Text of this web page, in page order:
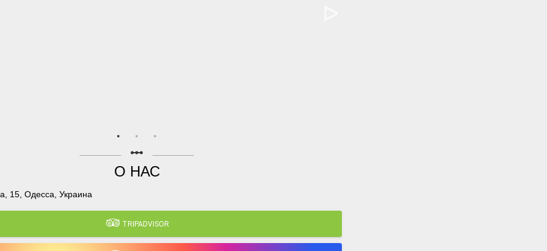
linear_scale
О НАС
15, Одесса, Украина
TRIPADVISOR